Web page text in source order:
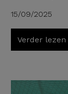
15/09/2025
Verder lezen